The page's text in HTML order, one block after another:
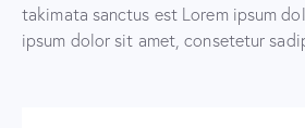
takimata sanctus est Lorem ipsum
ipsum dolor sit amet, consetetur